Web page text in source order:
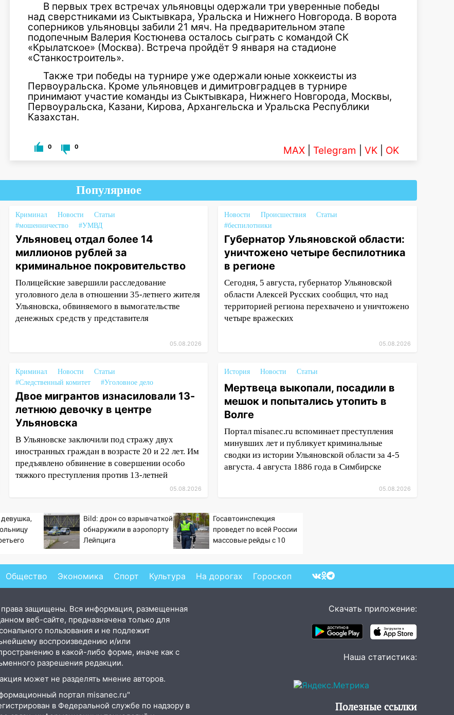
В первых трех встречах ульяновцы одержали три уверенные победы
над сверстниками из Сыктывкара, Уральска и Нижнего Новгорода. В ворота
соперников ульяновцы забили 21 мяч. На предварительном этапе
подопечным Валерия Костюнева осталось сыграть с командой СК
«Крылатское» (Москва). Встреча пройдёт 9 января на стадионе
«Станкостроитель».
Также три победы на турнире уже одержали юные хоккеисты из
Первоуральска. Кроме ульяновцев и димитровградцев в турнире
принимают участие команды из Сыктывкара, Нижнего Новгорода, Москвы,
Первоуральска, Казани, Кирова, Архангельска и Уральска Республики
Казахстан.
0 0 MAX Telegram VK OK
Популярное
Криминал Новости
Статьи
#мошенничество
#УМВД
Ульяновец отдал более 14
миллионов рублей за
криминальное покровительство
Полицейские завершили расследование
уголовного дела в отношении 35-летнего жителя
Ульяновска, обвиняемого в вымогательстве
денежных средств у представителя
05.08.2026
Новости Происшествия
Статьи
#беспилотники
Губернатор Ульяновской области:
уничтожено четыре беспилотника
в регионе
Сегодня, 5 августа, губернатор Ульяновской
области Алексей Русских сообщил, что над
территорией региона перехвачено и уничтожено
четыре вражеских
05.08.2026
Криминал Новости
Статьи
#Следственный комитет
#Уголовное дело
Двое мигрантов изнасиловали 13-
летнюю девочку в центре
Ульяновска
В Ульяновске заключили под стражу двух
иностранных граждан в возрасте 20 и 22 лет. Им
предъявлено обвинение в совершении особо
тяжкого преступления против 13-летней
05.08.2026
История Новости Статьи
Мертвеца выкопали, посадили в
мешок и попытались утопить в
Волге
Портал misanec.ru вспоминает преступления
минувших лет и публикует криминальные
сводки из истории Ульяновской области за 4-5
августа. 4 августа 1886 года в Симбирске
05.08.2026
Bild: дрон со взрывчаткой
обнаружили в аэропорту
Лейпцига
Госавтоинспекция
проведет по всей России
массовые рейды с 10
Общество Экономика Спорт Культура На дорогах Гороскоп
права защищены. Вся информация, размещенная
веб-сайте, предназначена только для
пользования и не подлежит
воспроизведению и/или
в какой-либо форме, иначе как с
разрешения редакции.
может не разделять мнение авторов.
портал misanec.ru"
в Федеральной службе по надзору в
Скачать приложение:
Наша статистика:
Полезные ссылки